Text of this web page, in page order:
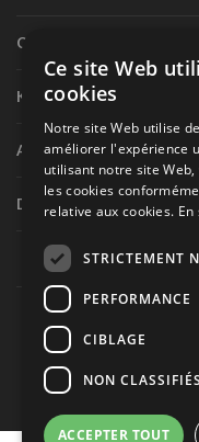
Circuit routier canadien
Karting
Autres séries nationales
Divers
Tous droits réservés ©
Ce site est produit et
Politique de
Ce site Web
cookies
Notre site Web utilise
améliorer l'expérience
utilisant notre site
les cookies
relative aux cookies.
STRICTEMENT
PERFORMANCE
CIBLAGE
NON CLASSIFIÉS
ACCEPTER TOUT